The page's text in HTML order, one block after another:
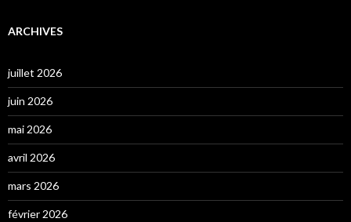
ARCHIVES
juillet 2026
juin 2026
mai 2026
avril 2026
mars 2026
février 2026